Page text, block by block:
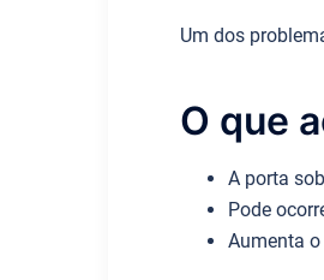
Um dos
O que
A porta
Pode
Aumenta